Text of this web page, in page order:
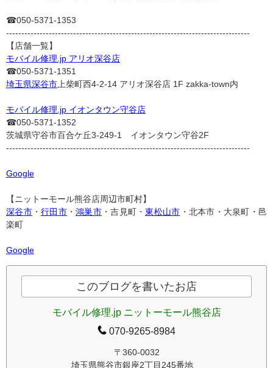
☎050-5371-1353
--------------------------------------------------------------------------------
【店舗一覧】
モバイル修理.jp アリオ深谷店
☎050-5371-1351
埼玉県深谷市 上柴町西4-2-14 アリオ深谷店 1F zakka-town内
モバイル修理.jp イオンタウン守谷店
☎050-5371-1352
茨城県守谷市百合ケ丘3-249-1 イオンタウン守谷2F
--------------------------------------------------------------------------------
Google
【ニットーモール熊谷店周辺市町村】
深谷市・行田市・鴻巣市 ・吉見町・東松山市 ・北本市・大泉町・邑
楽町
Google
このブログを書いたお店
モバイル修理.jp ニットーモール熊谷店
070-9265-8984
〒360-0032
埼玉県熊谷市銀座2丁目245番地